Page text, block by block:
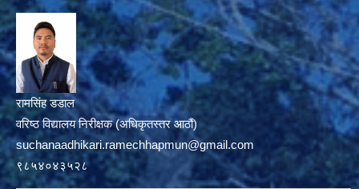
रामसिंह डडाल
वरिष्ठ विद्यालय निरीक्षक (अधिकृतस्तर आठौं)
suchanaadhikari.ramechhapmun@gmail.com
९८५४०४३५२८